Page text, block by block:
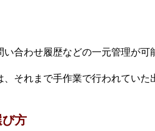
合わせ履歴などの一元管理が
それまで手作業で行われていた
方